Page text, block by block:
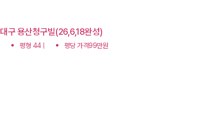
대구 용산청구빌(26,6,18완성)
평형 44 | 평당 가격99만원